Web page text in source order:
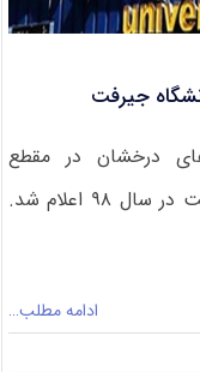
درخشان در مقطع
کارشناسی ارشد بدون کنکور دانشگاه جیرفت در سال ۹۸ اعلام شد.
ادامه مطلب…